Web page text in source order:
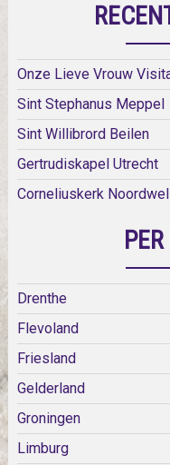
Onze Lieve Vrouw
Sint Stephanus Meppel
Sint Willibrord Beilen
Gertrudiskapel Utrecht
Corneliuskerk
Drenthe
Flevoland
Friesland
Gelderland
Groningen
Limburg